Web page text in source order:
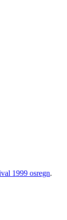
1999 osregn.